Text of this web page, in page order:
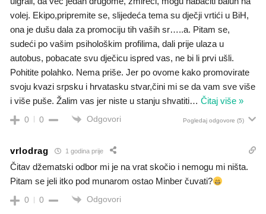
volej. Ekipo,pripremite se, slijedeća tema su dječji vrtići u BiH,
ona je dušu dala za promociju tih vaših sr…..a. Pitam se,
sudeći po vašim psihološkim profilima, dali prije ulaza u
autobus, pobacate svu dječicu ispred vas, ne bi li prvi ušli.
Pohitite polahko. Nema priše. Jer po ovome kako promovirate
svoju kvazi srpsku i hrvatasku stvar,čini mi se da vam sve više
i više puše. Žalim vas jer niste u stanju shvatiti… Čitaj više »
0 0 Odgovori Pogledaj odgovore (5)
vrlodrag 1 godina prije
Čitav džematski odbor mi je na vrat skočio i nemogu mi ništa.
Pitam se jeli itko pod munarom ostao Minber čuvati?
0 0 Odgovori